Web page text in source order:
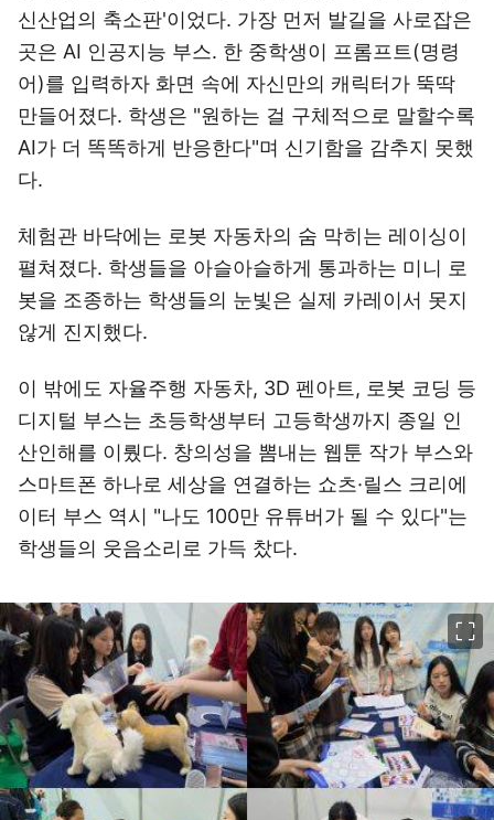
신산업의 축소판'이었다. 가장 먼저 발길을 사로잡은
곳은 AI 인공지능 부스. 한 중학생이 프롬프트(명령
어)를 입력하자 화면 속에 자신만의 캐릭터가 뚝딱
만들어졌다. 학생은 "원하는 걸 구체적으로 말할수록
AI가 더 똑똑하게 반응한다"며 신기함을 감추지 못했
다.
체험관 바닥에는 로봇 자동차의 숨 막히는 레이싱이
펼쳐졌다. 학생들을 아슬아슬하게 통과하는 미니 로
봇을 조종하는 학생들의 눈빛은 실제 카레이서 못지
않게 진지했다.
이 밖에도 자율주행 자동차, 3D 펜아트, 로봇 코딩 등
디지털 부스는 초등학생부터 고등학생까지 종일 인
산인해를 이뤘다. 창의성을 뽐내는 웹툰 작가 부스와
스마트폰 하나로 세상을 연결하는 쇼츠·릴스 크리에
이터 부스 역시 "나도 100만 유튜버가 될 수 있다"는
학생들의 웃음소리로 가득 찼다.